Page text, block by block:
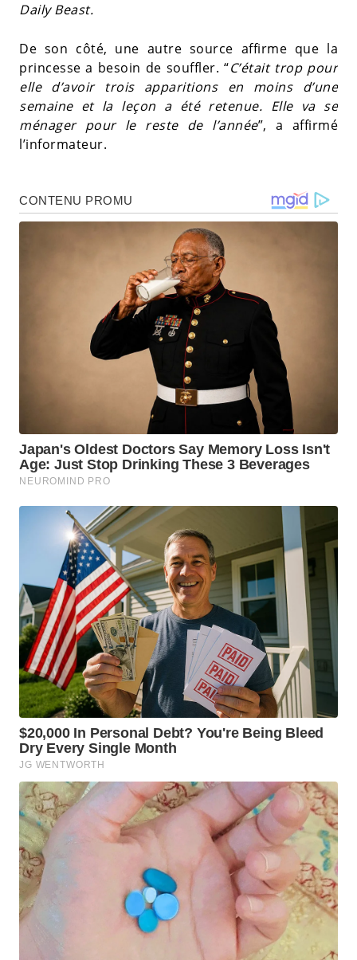
Daily Beast.
De son côté, une autre source affirme que la
princesse a besoin de souffler. “C’était trop pour
elle d’avoir trois apparitions en moins d’une
semaine et la leçon a été retenue. Elle va se
ménager pour le reste de l’année”, a affirmé
l’informateur.